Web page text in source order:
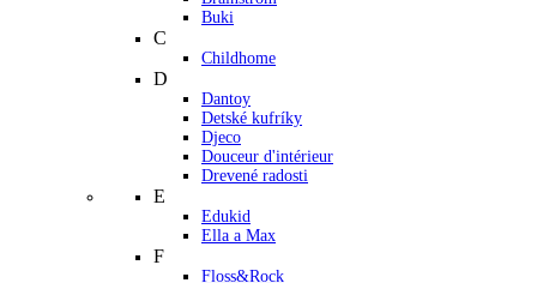
Buki
C
Childhome
D
Dantoy
Detské kufríky
Djeco
Douceur d'intérieur
Drevené radosti
E
Edukid
Ella a Max
F
Floss&Rock